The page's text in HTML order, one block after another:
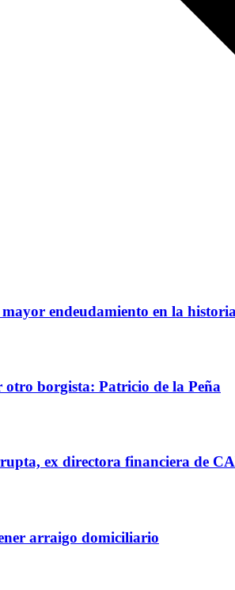
endeudamiento en la
borgista: Patricio de la Peña
ex directora financiera de
arraigo domiciliario